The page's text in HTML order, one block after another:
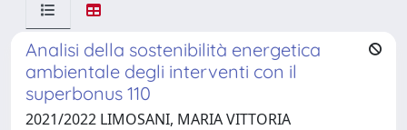
Analisi della sostenibilità energetica
ambientale degli interventi con il
superbonus 110
2021/2022 LIMOSANI, MARIA VITTORIA